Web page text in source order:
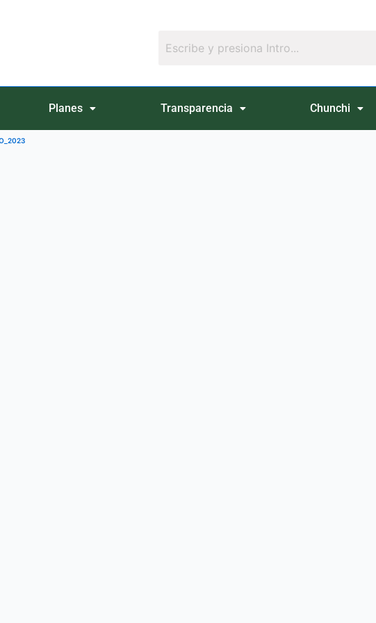
Planes Transparencia Chunchi